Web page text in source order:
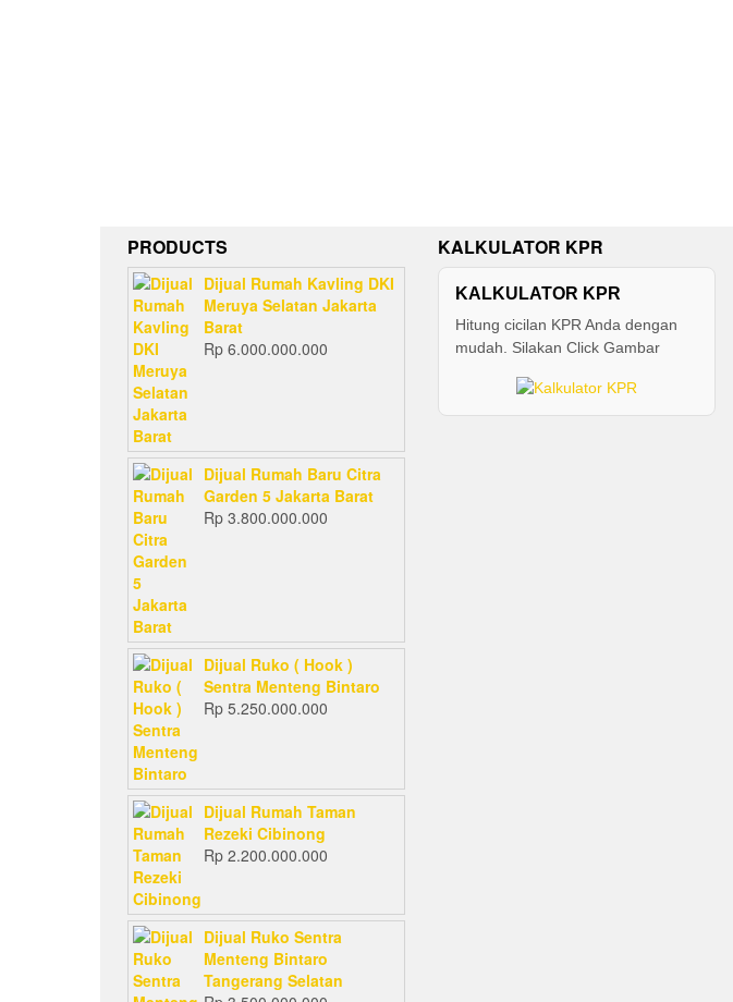
PRODUCTS
Dijual Rumah Kavling DKI
Meruya Selatan Jakarta
Barat
Rp 6.000.000.000
Dijual Rumah Baru Citra
Garden 5 Jakarta Barat
Rp 3.800.000.000
Dijual Ruko ( Hook )
Sentra Menteng Bintaro
Rp 5.250.000.000
Dijual Rumah Taman
Rezeki Cibinong
Rp 2.200.000.000
Dijual Ruko Sentra
Menteng Bintaro
Tangerang Selatan
KALKULATOR KPR
KALKULATOR KPR
Hitung cicilan KPR Anda dengan
mudah. Silakan Click Gambar